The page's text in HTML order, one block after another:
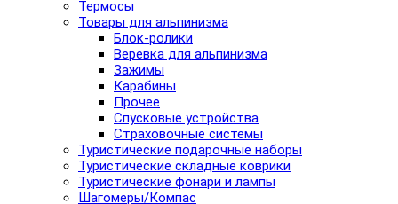
Термосы
Товары для альпинизма
Блок-ролики
Веревка для альпинизма
Зажимы
Карабины
Прочее
Спусковые устройства
Страховочные системы
Туристические подарочные наборы
Туристические складные коврики
Туристические фонари и лампы
Шагомеры/Компас